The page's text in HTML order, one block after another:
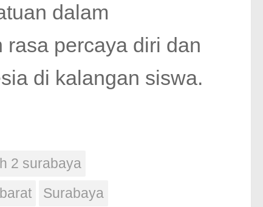
dalam
percaya diri dan
di kalangan siswa.
2 surabaya
Surabaya